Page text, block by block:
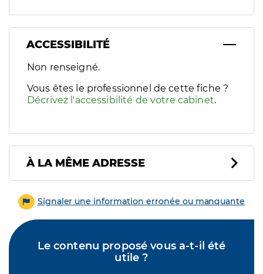
ACCESSIBILITÉ
Filtres
Sélectionnez un ou plusieurs handicaps/besoins
Non renseigné.
Vous êtes le professionnel de cette fiche ?
Décrivez l'accessibilité de votre cabinet.
À LA MÊME ADRESSE
Signaler une information erronée ou manquante
Le contenu proposé vous a-t-il été
utile ?